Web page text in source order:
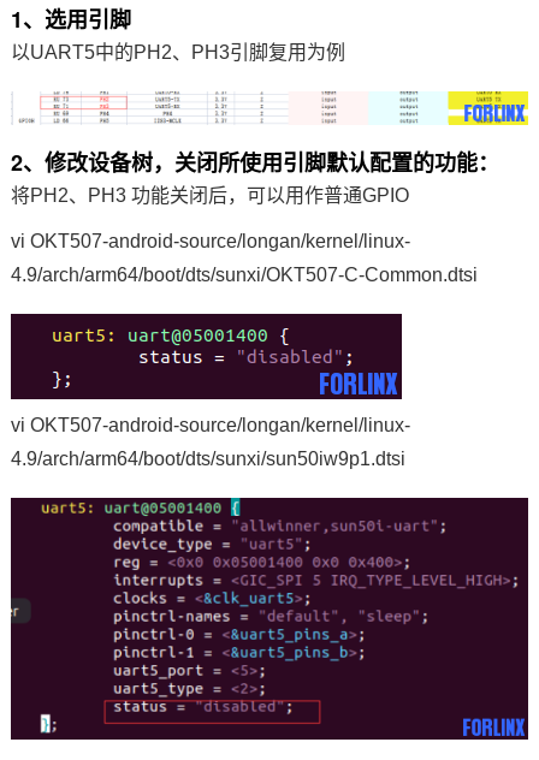
1、选用引脚
以UART5中的PH2、PH3引脚复用为例
2、修改设备树，关闭所使用引脚默认配置的功能：
将PH2、PH3 功能关闭后，可以用作普通GPIO
vi OKT507-android-source/longan/kernel/linux-
4.9/arch/arm64/boot/dts/sunxi/OKT507-C-Common.dtsi
vi OKT507-android-source/longan/kernel/linux-
4.9/arch/arm64/boot/dts/sunxi/sun50iw9p1.dtsi